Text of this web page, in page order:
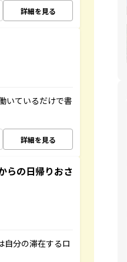
詳細を見る
いているだけで書
詳細を見る
らの日帰りおさ
自分の滞在するロ